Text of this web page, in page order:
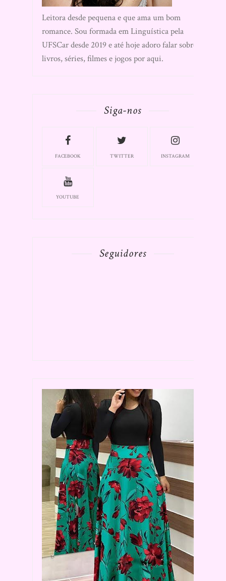
Leitora desde pequena e que ama um bom
romance. Sou formada em Linguística pela
UFSCar desde 2019 e até hoje adoro falar sobre
livros, séries, filmes e jogos por aqui.
Siga-nos
FACEBOOK TWITTER INSTAGRAM
YOUTUBE
Seguidores